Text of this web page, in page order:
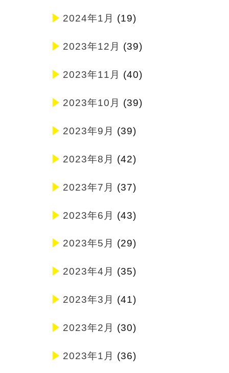
2024年1月 (19)
2023年12月 (39)
2023年11月 (40)
2023年10月 (39)
2023年9月 (39)
2023年8月 (42)
2023年7月 (37)
2023年6月 (43)
2023年5月 (29)
2023年4月 (35)
2023年3月 (41)
2023年2月 (30)
2023年1月 (36)